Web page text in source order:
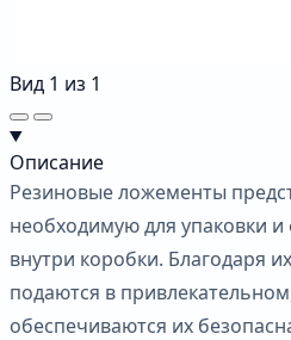
Вид 1 из 1
Описание
Резиновые ложементы
необходимую для упаковки
внутри коробки. Благодаря
подаются в
обеспечиваются их